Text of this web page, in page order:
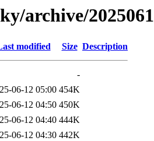
archive/
modified Size Description
-
06-12 05:00 454K
06-12 04:50 450K
06-12 04:40 444K
06-12 04:30 442K